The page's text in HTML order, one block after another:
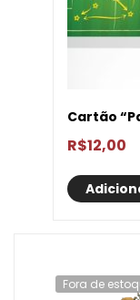
Cartão
R$12,00
Fora de